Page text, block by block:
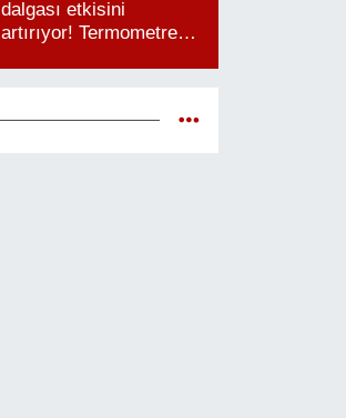
dalgası etkisini
artırıyor! Termometreler